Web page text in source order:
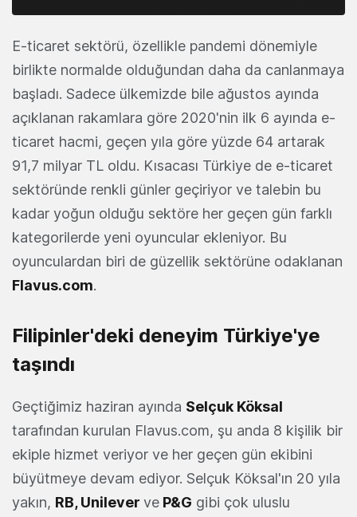
E-ticaret sektörü, özellikle pandemi dönemiyle
birlikte normalde olduğundan daha da canlanmaya
başladı. Sadece ülkemizde bile ağustos ayında
açıklanan rakamlara göre 2020'nin ilk 6 ayında e-
ticaret hacmi, geçen yıla göre yüzde 64 artarak
91,7 milyar TL oldu. Kısacası Türkiye de e-ticaret
sektöründe renkli günler geçiriyor ve talebin bu
kadar yoğun olduğu sektöre her geçen gün farklı
kategorilerde yeni oyuncular ekleniyor. Bu
oyunculardan biri de güzellik sektörüne odaklanan
Flavus.com.
Filipinler'deki deneyim Türkiye'ye
taşındı
Geçtiğimiz haziran ayında Selçuk Köksal
tarafından kurulan Flavus.com, şu anda 8 kişilik bir
ekiple hizmet veriyor ve her geçen gün ekibini
büyütmeye devam ediyor. Selçuk Köksal'ın 20 yıla
yakın, RB, Unilever ve P&G gibi çok uluslu